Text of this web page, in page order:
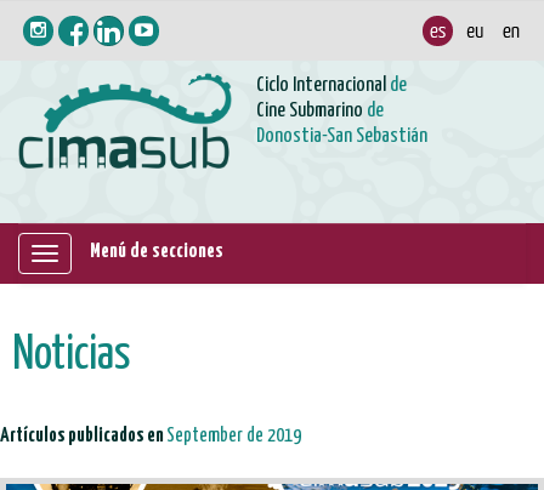
Ciclo Internacional de
Cine Submarino de
Donostia-San Sebastián
Mostrar/ocultar
Menú de secciones
Noticias
Artículos publicados en September de 2019